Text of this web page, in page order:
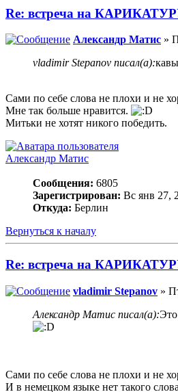
Re: встреча на
Александр Матис »
vladimir Stepanov писал(а):
Сами по себе слова не плохи и не
Мне так больше нравится.
Митьки не хотят никого победить.
Александр Матис
Сообщения: 6805
Зарегистрирован: Вс янв 27,
Откуда: Берлин
Вернуться к началу
Re: встреча на
vladimir Stepanov »
Александр Матис писал(а):
Сами по себе слова не плохи и не
И в немецком языке нет такого слова